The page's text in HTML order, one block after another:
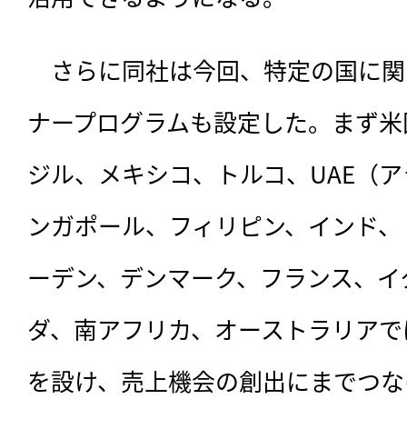
さらに同社は今回、特定の国に
ナープログラムも設定した。まず
ジル、メキシコ、トルコ、UAE（
ンガポール、フィリピン、インド
ーデン、デンマーク、フランス、
ダ、南アフリカ、オーストラリア
を設け、売上機会の創出にまでつ